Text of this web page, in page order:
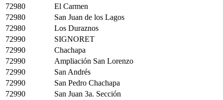
72980
El Carmen
72980
San Juan de los Lagos
72980
Los Duraznos
72990
SIGNORET
72990
Chachapa
72990
Ampliación San Lorenzo
72990
San Andrés
72990
San Pedro Chachapa
72990
San Juan 3a. Sección